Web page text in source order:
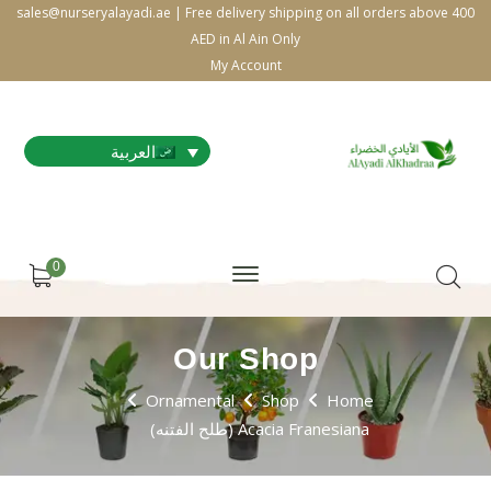
sales@nurseryalayadi.ae | Free delivery shipping on all orders above 400
AED in Al Ain Only
My Account
العربية
0
Our Shop
Home
Shop
Ornamental
Acacia Franesiana (طلح الفتنه)